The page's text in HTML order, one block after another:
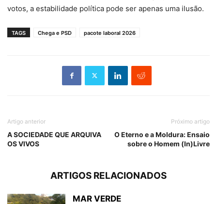
votos, a estabilidade política pode ser apenas uma ilusão.
TAGS Chega e PSD pacote laboral 2026
Artigo anterior
A SOCIEDADE QUE ARQUIVA
OS VIVOS
Próximo artigo
O Eterno e a Moldura: Ensaio
sobre o Homem (In)Livre
ARTIGOS RELACIONADOS
MAR VERDE